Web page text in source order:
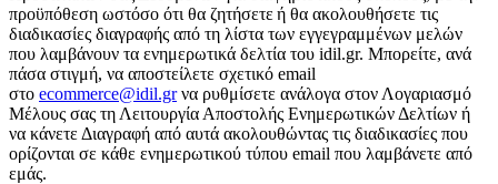
προϋπόθεση ωστόσο ότι θα ζητήσετε ή θα ακολουθήσετε τις
διαδικασίες διαγραφής από τη λίστα των εγγεγραμμένων μελών
που λαμβάνουν τα ενημερωτικά δελτία του idil.gr. Μπορείτε, ανά
πάσα στιγμή, να αποστείλετε σχετικό email
στο ecommerce@idil.grνα ρυθμίσετε ανάλογα στον Λογαριασμό
Μέλους σας τη Λειτουργία Αποστολής Ενημερωτικών Δελτίων ή
να κάνετε Διαγραφή από αυτά ακολουθώντας τις διαδικασίες που
ορίζονται σε κάθε ενημερωτικού τύπου email που λαμβάνετε από
εμάς.